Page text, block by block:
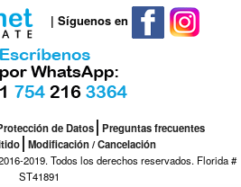
| Síguenos en
de Datos Preguntas frecuentes
Modificación / Cancelación
2019. Todos los derechos reservados. Florida #
ST41891